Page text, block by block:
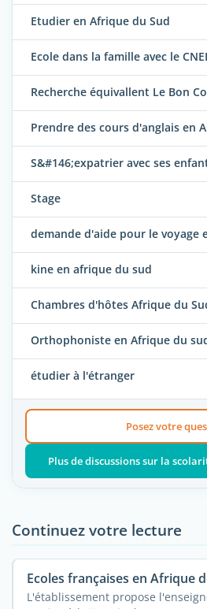
Etudier en Afrique du Sud
Ecole dans la famille avec le
Recherche équivallent Le Bon
Prendre des cours d'anglais en
S&#146;expatrier avec ses
Stage
demande d'aide pour le voyage
kine en afrique du sud
Chambres d'hôtes Afrique du
Orthophoniste en Afrique du
étudier à l'étranger
Posez votre
Plus de discussions sur la
Continuez votre lecture
Ecoles françaises en Afrique
L'établissement propose